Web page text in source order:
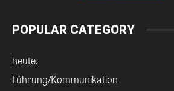
POPULAR CATEGORY
heute.
Führung/Kommunikation